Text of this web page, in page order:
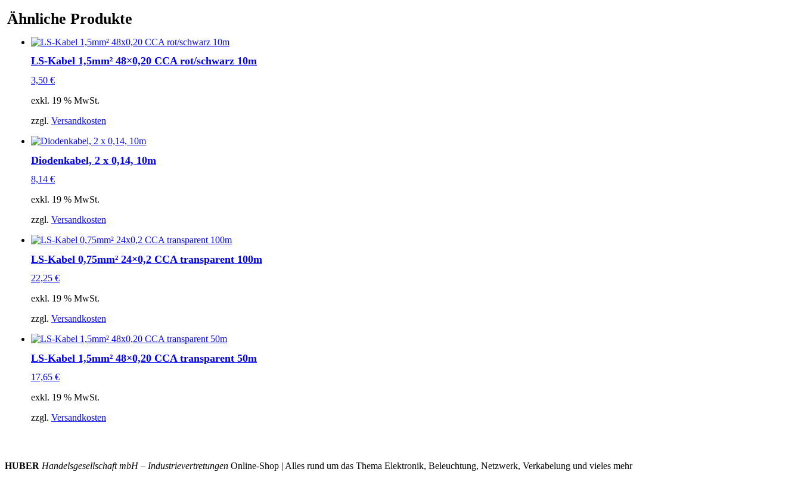
Ähnliche Produkte
LS-Kabel 1,5mm² 48×0,20 CCA rot/schwarz 10m
3,50 €
exkl. 19 % MwSt.
zzgl. Versandkosten
Diodenkabel, 2 x 0,14, 10m
8,14 €
exkl. 19 % MwSt.
zzgl. Versandkosten
LS-Kabel 0,75mm² 24×0,2 CCA transparent 100m
22,25 €
exkl. 19 % MwSt.
zzgl. Versandkosten
LS-Kabel 1,5mm² 48×0,20 CCA transparent 50m
17,65 €
exkl. 19 % MwSt.
zzgl. Versandkosten
HUBER Handelsgesellschaft mbH – Industrievertretungen Online-Shop | Alles rund um das Thema Elektronik, Beleuchtung, Netzwerk, Verkabelung und vieles mehr